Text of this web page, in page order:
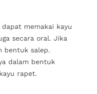
memakai kayu
secara oral. Jika
bentuk salep.
dalam bentuk
rapet.